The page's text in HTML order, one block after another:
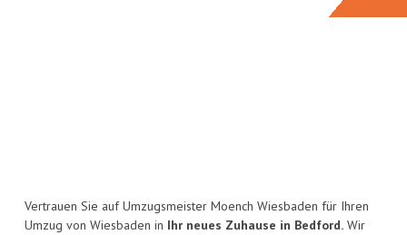
Vertrauen Sie auf Umzugsmeister Moench Wiesbaden für Ihren
Umzug von Wiesbaden in Ihr neues Zuhause in Bedford. Wir